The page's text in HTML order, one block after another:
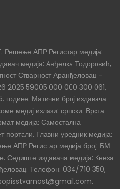
АПР Регистар медија:
медија: Анђелка Тодоровић,
Стварност Аранђеловац –
2025 59005 000 000 300 061,
Матични број издавача
медиј излази: српски. Врста
медија: Самостална
портали. Главни уредник медија:
АПР Регистар медија број: БМ
Седиште издавача медија: Кнеза
Телефон: 034/710 350,